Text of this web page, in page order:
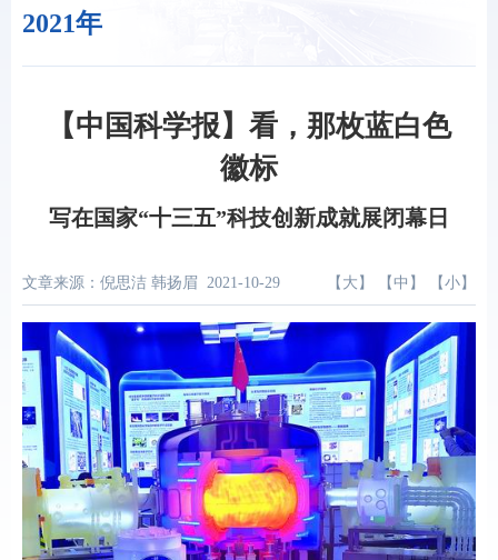
2021年
【中国科学报】看，那枚蓝白色
徽标
写在国家“十三五”科技创新成就展闭幕日
文章来源：倪思洁 韩扬眉 2021-10-29 【 大 】 【 中 】 【 小 】